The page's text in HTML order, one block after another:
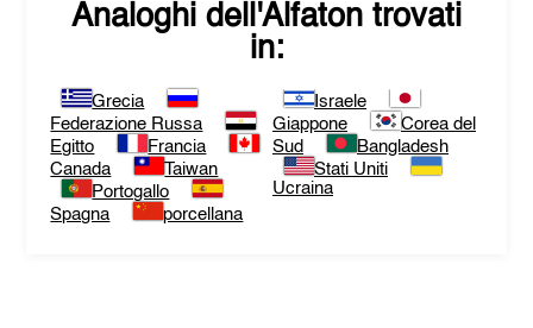
Analoghi dell'Alfaton trovati
in:
Grecia
Federazione Russa
Egitto
Francia
Canada
Taiwan
Portogallo
Spagna
porcellana
Israele
Giappone
Corea del
Sud
Bangladesh
Stati Uniti
Ucraina